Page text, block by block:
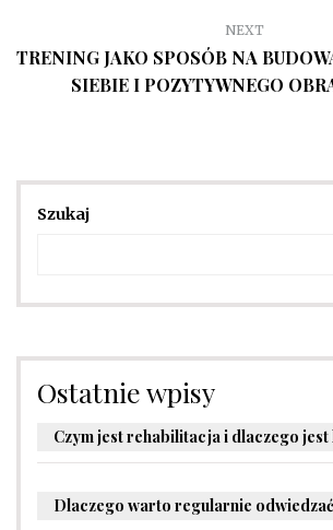
NEXT
TRENING JAKO SPOSÓB NA
SIEBIE I POZYTYWNEGO
Szukaj
Ostatnie wpisy